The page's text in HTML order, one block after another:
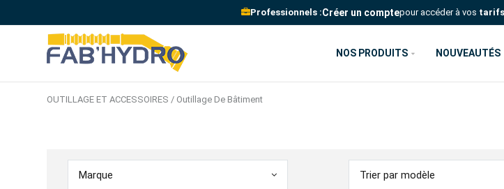
Professionnels :Créer un comptepour accéder à vos
NOS PRODUITS NOUVEAUTÉS
OUTILLAGE ET ACCESSOIRES / Outillage De Bâtiment
Marque Trier par modèle